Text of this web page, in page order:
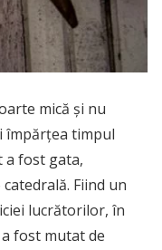
mică şi nu
împărţea timpul
a fost gata,
Fiind un
lucrătorilor, în
fost mutat de